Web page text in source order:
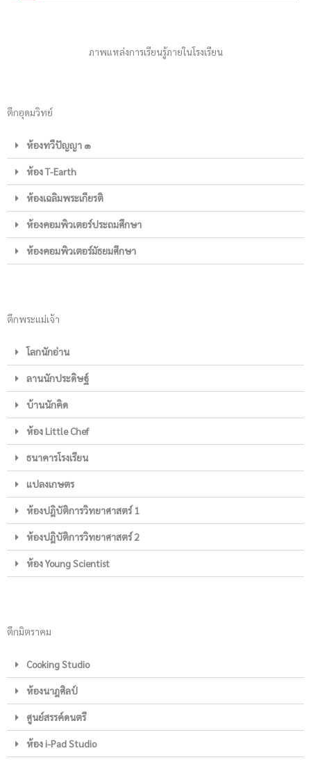
ภาพแหล่งการเรียนรู้ภายในโรงเรียน
ตึกอุดมวิทย์
ห้องทวีปัญญา ๑
ห้อง T-Earth
ห้องเฉลิมพระเกียรติ
ห้องคอมพิวเตอร์ประถมศึกษา
ห้องคอมพิวเตอร์มัธยมศึกษา
ตึกพระแม่เจ้า
โลกนักอ่าน
ลานนักประดิษฐ์
บ้านนักคิด
ห้อง Little Chef
ธนาคารโรงเรียน
แปลงเกษตร
ห้องปฎิบัติการวิทยาศาสตร์ 1
ห้องปฎิบัติการวิทยาศาสตร์ 2
ห้อง Young Scientist
ตึกมิตราคม
Cooking Studio
ห้องนาฎศิลป์
ศูนย์สรรค์ดนตรี
ห้อง i-Pad Studio